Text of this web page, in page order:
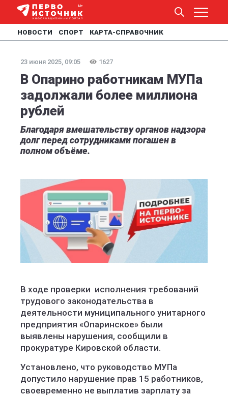
НОВОСТИ СПОРТ КАРТА-СПРАВОЧНИК
23 июня 2025, 09:05 1627
В Опарино работникам МУПа
задолжали более миллиона
рублей
Благодаря вмешательству органов надзора
долг перед сотрудниками погашен в
полном объёме.
В ходе проверки исполнения требований
трудового законодательства в
деятельности муниципального унитарного
предприятия «Опаринское» были
выявлены нарушения, сообщили в
прокуратуре Кировской области.
Установлено, что руководство МУПа
допустило нарушение прав 15 работников,
своевременно не выплатив зарплату за